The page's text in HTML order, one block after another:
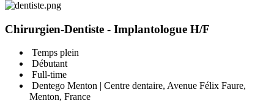
Chirurgien-Dentiste - Implantologue H/F
Temps plein
Débutant
Full-time
Dentego Menton | Centre dentaire, Avenue Félix Faure,
Menton, France